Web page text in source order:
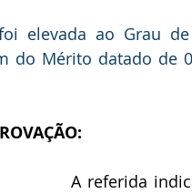
elevada ao Grau de
do Mérito datado de